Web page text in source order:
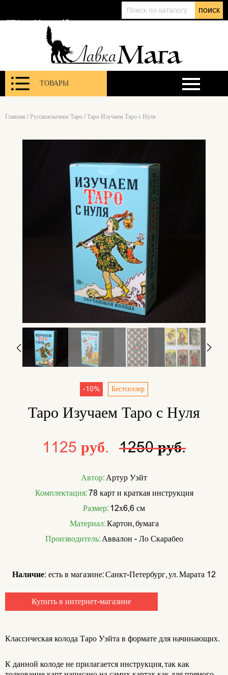
поиск
СПб, ул. Марата 12
ТОВАРЫ
Главная / Русскоязычное Таро / Таро Изучаем Таро с Нуля
-10% Бестселлер
Таро Изучаем Таро с Нуля
1125 руб.
1250 руб.
Автор:Артур Уэйт
Комплектация:78 карт и краткая инструкция
Размер:12х6,6 см
Материал:Картон, бумага
Производитель:Аввалон - Ло Скарабео
Наличие: есть в магазине: Санкт-Петербург, ул. Марата 12
Купить в интернет-магазине
Классическая колода Таро Уэйта в формате для начинающих.
К данной колоде не прилагается инструкция, так как